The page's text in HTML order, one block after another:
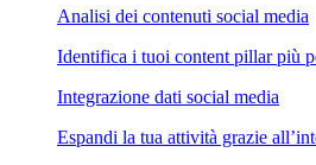
Analisi dei contenuti social media
Identifica i tuoi content pillar più
Integrazione dati social media
Espandi la tua attività grazie